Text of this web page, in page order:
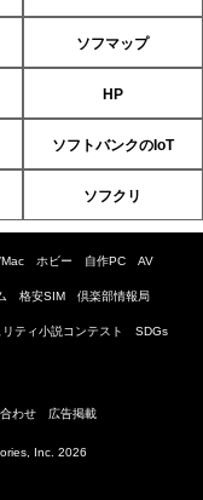
ソフマップ
HP
ソフトバンクのIoT
ソフクリ
ホビー 自作PC AV
格安SIM 倶楽部情報局
ティ小説コンテスト SDGs
わせ 広告掲載
Inc. 2026